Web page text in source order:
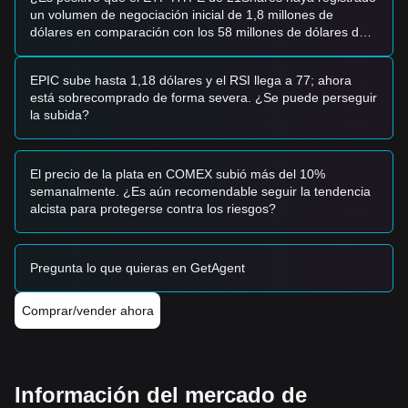
Estrategia de Compra
Con base en la estructura actual del mercado, se sugieren
Inversores Conservadores
• Esperar a que el precio retroceda hasta el nivel de soporte
$0.5520para construir posiciones por tandas.
• Alternativamente, esperar a que ocurra un rompimiento
$0.7850antes de entrar al mercado.
• Si el precio rompe el nivel de $0.7850, podría formarse
una nueva tendencia alcista. El siguiente objetivo de precio
se estima en$0.9200.
• Vigilar de cerca el volumen para asegurar que el
Inversores a Largo Plazo
soporte macro de
a largo plazo permanece intacta para un posible recorrido al
Desde una perspectiva a corto plazo, Treehouse ha
un volumen de negociación inicial de 1,8 millones de
dólares en comparación con los 58 millones de dólares de
EPIC sube hasta 1,18 dólares y el RSI llega a 77; ahora
está sobrecomprado de forma severa. ¿Se puede perseguir
la subida?
El precio de la plata en COMEX subió más del 10%
semanalmente. ¿Es aún recomendable seguir la tendencia
alcista para protegerse contra los riesgos?
Pregunta lo que quieras en GetAgent
Comprar/vender ahora
Información del mercado de